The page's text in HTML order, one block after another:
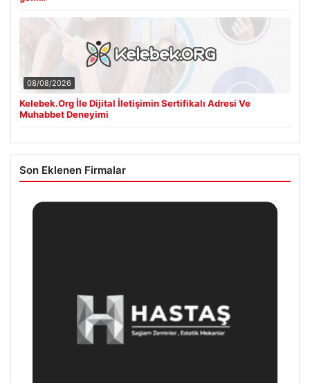
08/08/2026
Kelebek.Org İle Dijital İletişimin Sertifikalı Adresi Ve
Muhabbet Deneyimi
Son Eklenen Firmalar